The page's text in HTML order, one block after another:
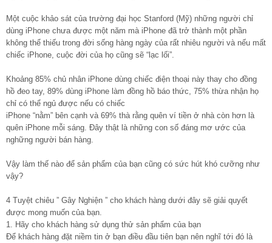
Một cuộc khảo sát của trường đại học Stanford (Mỹ) những người chỉ
dùng iPhone chưa được một năm mà iPhone đã trở thành một phần
không thể thiếu trong đời sống hàng ngày của rất nhiêu người và nếu mất
chiếc iPhone, cuộc đời của họ cũng sẽ “lạc lối”.
Khoảng 85% chủ nhân iPhone dùng chiếc điện thoại này thay cho đồng
hồ đeo tay, 89% dùng iPhone làm đồng hồ báo thức, 75% thừa nhận họ
chỉ có thể ngủ được nếu có chiếc
iPhone “nằm” bên cạnh và 69% thà rằng quên ví tiền ở nhà còn hơn là
quên iPhone mỗi sáng. Đây thật là những con số đáng mơ ước của
nghững người bán hàng.
Vậy làm thế nào để sản phẩm của bạn cũng có sức hút khó cưỡng như
vậy?
4 Tuyệt chiêu ” Gây Nghiện ” cho khách hàng dưới đây sẽ giải quyết
được mong muốn của bạn.
1. Hãy cho khách hàng sử dụng thử sản phẩm của bạn
Để khách hàng đặt niềm tin ở bạn điều đầu tiên bạn nên nghĩ tới đó là